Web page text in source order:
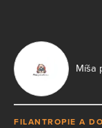
Míša
FILANTROPIE A